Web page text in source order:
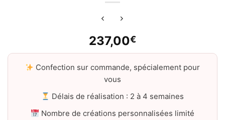
237,00€
Confection sur commande, spécialement pour
vous
Délais de réalisation : 2 à 4 semaines
Nombre de créations personnalisées limité